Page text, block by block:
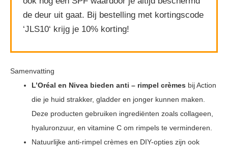
de deur uit gaat. Bij bestelling met kortingscode
‘JLS10‘ krijg je 10% korting!
Samenvatting
L’Oréal en Nivea bieden anti – rimpel crèmes bij Action
die je huid strakker, gladder en jonger kunnen maken.
Deze producten gebruiken ingrediënten zoals collageen,
hyaluronzuur, en vitamine C om rimpels te verminderen.
Natuurlijke anti-rimpel crèmes en DIY-opties zijn ook